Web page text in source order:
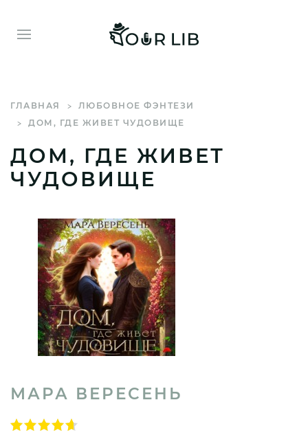
ГЛАВНАЯ
ЛЮБОВНОЕ ФЭНТЕЗИ
ДОМ, ГДЕ ЖИВЕТ ЧУДОВИЩЕ
ДОМ, ГДЕ ЖИВЕТ
ЧУДОВИЩЕ
МАРА ВЕРЕСЕНЬ